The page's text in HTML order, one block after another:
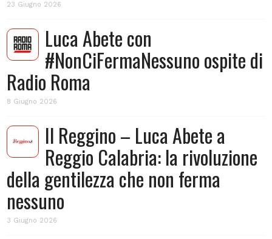
23 Giugno 2026
Luca Abete con
#NonCiFermaNessuno ospite di
Radio Roma
8 Giugno 2026
Il Reggino – Luca Abete a
Reggio Calabria: la rivoluzione
della gentilezza che non ferma
nessuno
3 Giugno 2026